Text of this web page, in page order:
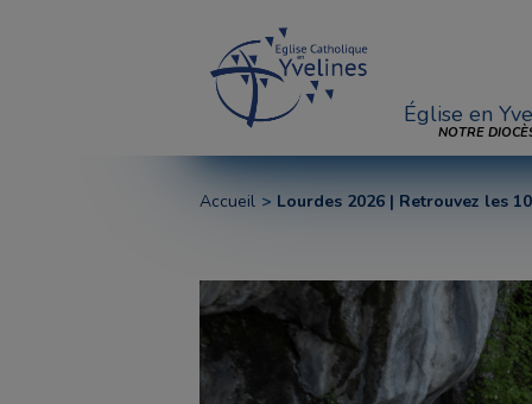
Église en
NOTRE
Accueil Lourdes 2026 | Retrouvez les